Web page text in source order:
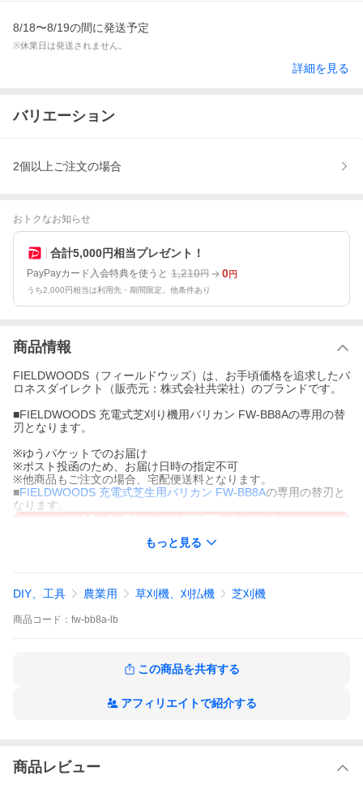
8/18〜8/19の間に発送予定
※休業日は発送されません。
詳細を見る
バリエーション
2個以上ご注文の場合
おトクなお知らせ
合計5,000円相当プレゼント！
PayPayカード入会特典を使うと 1,210円 0円
うち2,000円相当は利用先・期間限定。他条件あり
商品情報
FIELDWOODS（フィールドウッズ）は、お手頃価格を追求したバ
ロネスダイレクト（販売元：株式会社共栄社）のブランドです。
■FIELDWOODS 充電式芝刈り機用バリカン FW-BB8Aの専用の替
刃となります。
※ゆうパケットでのお届け
※ポスト投函のため、お届け日時の指定不可
※他商品もご注文の場合、宅配便送料となります。
■FIELDWOODS 充電式芝生用バリカン FW-BB8Aの専用の替刃と
なります。
もっと見る
DIY、工具 農業用 草刈機、刈払機 芝刈機
商品 コード： fw-bb8a-lb
この商品を共有する
アフィリエイトで紹介する
商品レビュー